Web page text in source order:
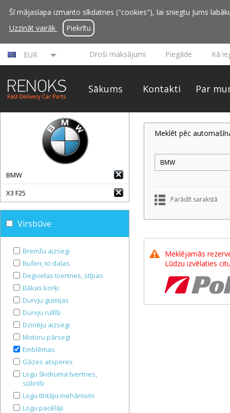
Šī mājaslapa izmanto sīkdatnes ("cookies"), lai sniegtu Jums
Uzzināt vairāk
Piekrītu
EUR Droši maksājumi Piegāde Kā
Sākums Kontakti Par
BMW
X3 F25
Virsbūve
Bremžu aizsegi
Buferi, to daļas
Degvielas tvertnes, stīpas
Bākas korķi
Durvju gumijas
Durvju rullīši
Dzinēju aizsegi
Motoru pārsegi
Emblēmas
Gāzes atsperes
Logu škidruma tvertnes,
sūknīši
Logu tīritāju mehānismi
Logu pacēlāji
Meklēt pēc
Parādīt sarakstā
Meklējamās
Lūdzu izvēlaties